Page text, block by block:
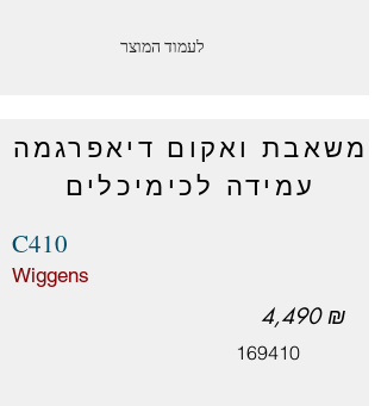
לעמוד המוצר
משאבת ואקום דיאפרגמה
עמידה לכימיכלים
C410
Wiggens
4,490 ₪
169410